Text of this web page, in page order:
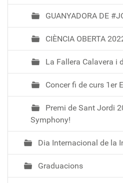
GUANYADORA DE
CIÈNCIA OBERTA
La Fallera Calavera i
Concer fi de curs 1er
Premi de Sant Jordi
Symphony!
Dia Internacional de la
Graduacions